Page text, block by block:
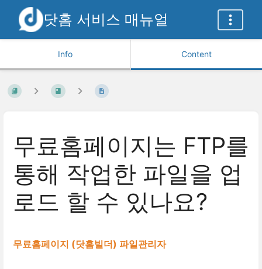
닷홈 서비스 매뉴얼
Info Content
무료홈페이지는 FTP를
통해 작업한 파일을 업
로드 할 수 있나요?
무료홈페이지 (닷홈빌더) 파일관리자